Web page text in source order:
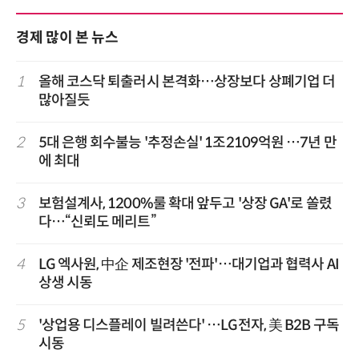
경제 많이 본 뉴스
1
올해 코스닥 퇴출러시 본격화…상장보다 상폐기업 더
많아질듯
2
5대 은행 회수불능 '추정손실' 1조2109억원 …7년 만
에 최대
3
보험설계사, 1200%룰 확대 앞두고 '상장 GA'로 쏠렸
다…“신뢰도 메리트”
4
LG 엑사원, 中企 제조현장 '전파'…대기업과 협력사 AI
상생 시동
5
'상업용 디스플레이 빌려쓴다' …LG전자, 美 B2B 구독
시동